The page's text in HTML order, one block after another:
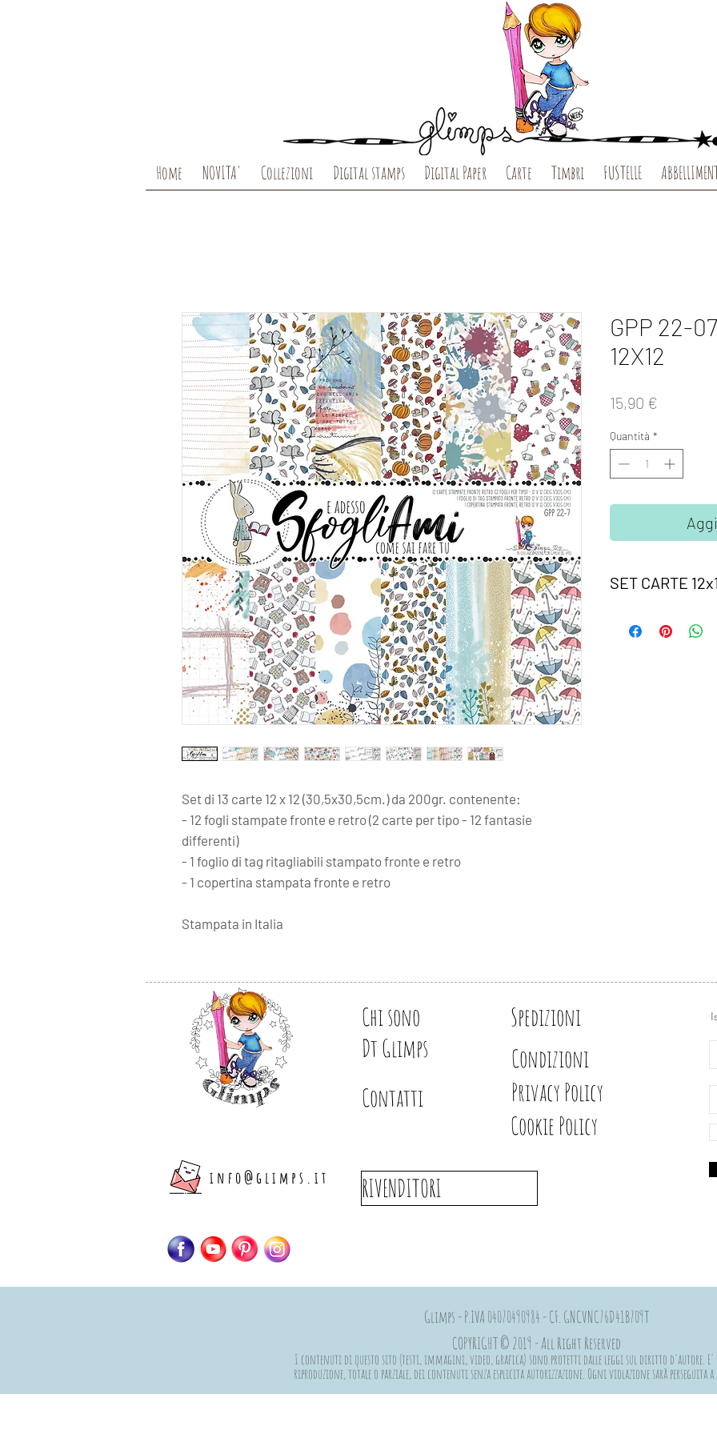
Home NOVITA' Collezioni Digital stamps Digital Paper Carte Timbri FUSTELLE
Set di 13 carte 12 x 12 (30,5x30,5cm.) da 200gr. contenente:
- 12 fogli stampate fronte e retro (2 carte per tipo - 12 fantasie
differenti)
- 1 foglio di tag ritagliabili stampato fronte e retro
- 1 copertina stampata fronte e retro
Stampata in Italia
GPP 22-
12X12
15,90 €
Quantità *
SET CARTE
poter creare progetti
Chi sono
Dt Glimps
Contatti
Privacy Policy
Spedizioni
Condizioni
Cookie Policy
info@glimps.it RIVENDITORI
Glimps - P.IVA 04070490984 - CF. GNCVNC76D41B709T
COPYRIGHT © 2019 - All Right Reserved
I contenuti di questo sito (testi, immagini, video, grafica) sono protetti dalle leggi sul diritto d'autore. E'
riproduzione, totale o parziale, dei contenuti senza esplicita autorizzazione. Ogni violazione sarà perseguita